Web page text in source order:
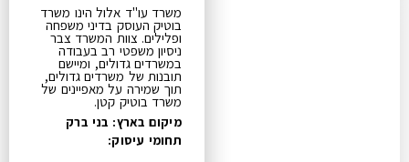
משרד עו"ד אלול הינו משרד
בוטיק העוסק בדיני משפחה
ופלילים. צוות המשרד צבר
ניסיון משפטי רב בעבודה
במשרדים גדולים, ומיישם
תובנות של משרדים גדולים,
תוך שמירה על מאפיינים של
משרד בוטיק קטן.
מיקום בארץ: בני ברק
תחומי עיסוק: